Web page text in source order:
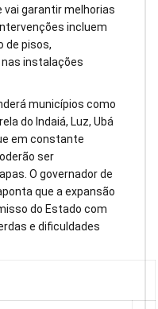
vai garantir melhorias
incluem
de pisos,
instalações
municípios como
do Indaiá, Luz, Ubá
em constante
ser
O governador de
que a expansão
do Estado com
e dificuldades